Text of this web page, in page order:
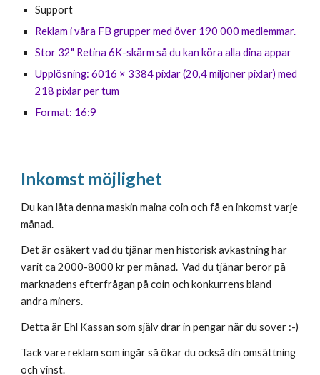
Support
Reklam i våra FB grupper med över 190 000 medlemmar.
Stor 32" Retina 6K-skärm så du kan köra alla dina appar
Upplösning: 6016 × 3384 pixlar (20,4 miljoner pixlar) med
218 pixlar per tum
Format: 16:9
Inkomst möjlighet
Du kan låta denna maskin maina coin och få en inkomst varje
månad.
Det är osäkert vad du tjänar men historisk avkastning har
varit ca 2000-8000 kr per månad.  Vad du tjänar beror på
marknadens efterfrågan på coin och konkurrens bland
andra miners.
Tack vare reklam som ingår så ökar du också din omsättning
och vinst.